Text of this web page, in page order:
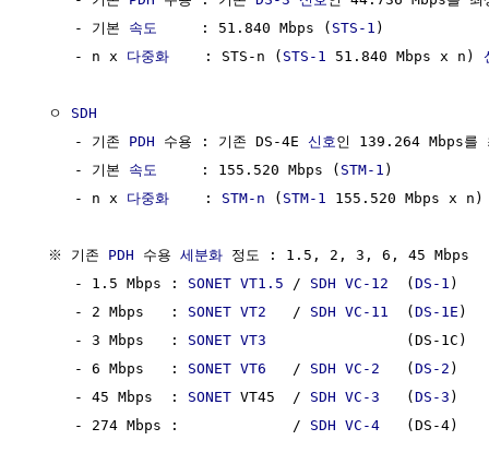
     - 기본
속도
     : 51.840 Mbps (
STS-1 )
     - n x
다중화
    : STS-n (
STS-1 51.840 Mbps x n)
  ㅇ
SDH
     - 기존
PDH 수용 : 기존 DS-4E 신호인 139.264 Mbps를
     - 기본
속도
     : 155.520 Mbps (
STM-1 )
     - n x
다중화
    :
STM-n ( STM-1 155.520 Mbps x
  ※ 기존
PDH 수용 세분화 정도 : 1.5, 2, 3, 6, 45 Mbps
     - 1.5 Mbps :
SONET VT1.5 / SDH VC-12
  (
DS-1 )
     - 2 Mbps   :
SONET VT2
   /
SDH VC-11
  (
DS-1E )
     - 3 Mbps   :
SONET VT3
                (DS-1C)
     - 6 Mbps   :
SONET VT6
   /
SDH VC-2
   (
DS-2 )
     - 45 Mbps  :
SONET VT45  / SDH VC-3
   (
DS-3 )
     - 274 Mbps :             /
SDH VC-4
   (DS-4)